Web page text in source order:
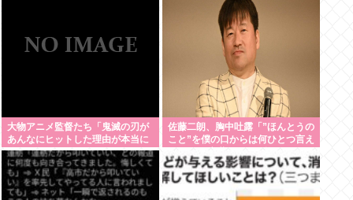
大物アニメ監督たち「鬼滅の刃が
あんなにヒットした理由が本当に
分からない…」
佐藤二朗、胸中吐露「”ほんとうの
こと”を僕の口からは何ひとつ言え
日々感じております」